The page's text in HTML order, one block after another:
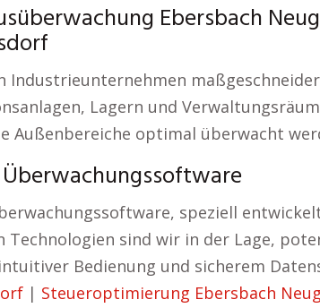
Ebersbach
Industrieunternehmen
Lagern und
Außenbereiche optimal überwacht
speziell
Technologien sind wir in der Lage,
Bedienung und sicherem
| Steueroptimierung Ebersbach